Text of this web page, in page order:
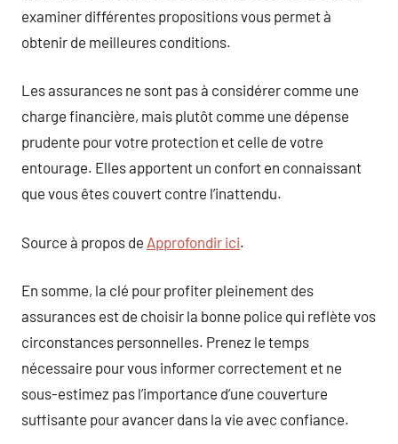
examiner différentes propositions vous permet à
obtenir de meilleures conditions.
Les assurances ne sont pas à considérer comme une
charge financière, mais plutôt comme une dépense
prudente pour votre protection et celle de votre
entourage. Elles apportent un confort en connaissant
que vous êtes couvert contre l’inattendu.
Source à propos de Approfondir ici.
En somme, la clé pour profiter pleinement des
assurances est de choisir la bonne police qui reflète vos
circonstances personnelles. Prenez le temps
nécessaire pour vous informer correctement et ne
sous-estimez pas l’importance d’une couverture
suffisante pour avancer dans la vie avec confiance.